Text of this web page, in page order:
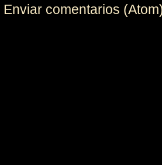
Enviar comentarios